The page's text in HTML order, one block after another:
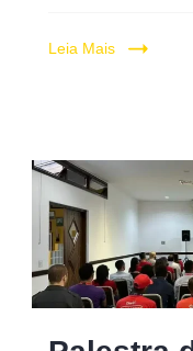
Leia Mais